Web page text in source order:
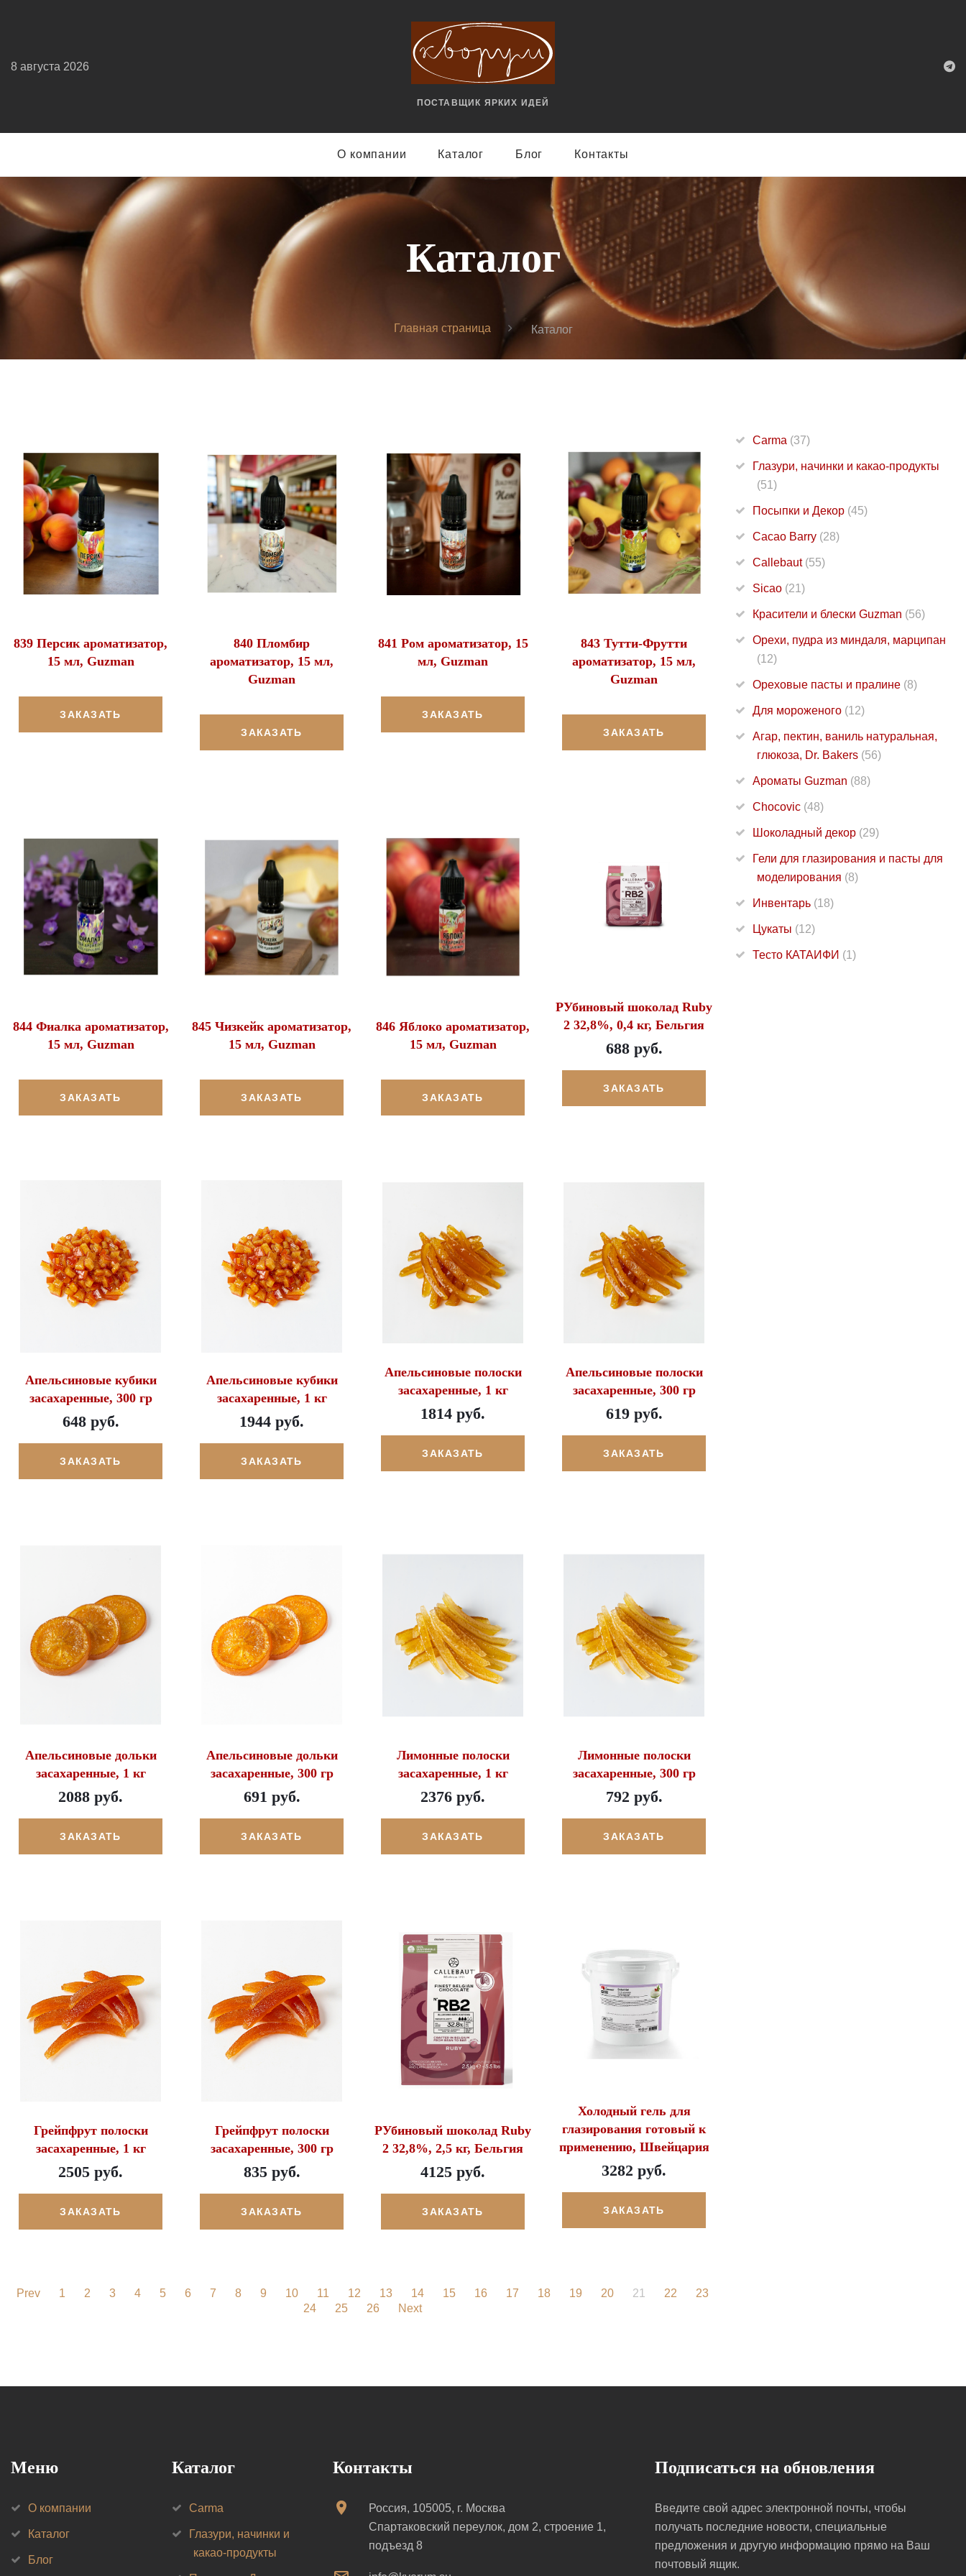
ПОСТАВЩИК ЯРКИX ИДЕЙ
8 августа 2026
О компании Каталог Блог Контакты
Каталог
Главная страница Каталог
839 Персик ароматизатор,
15 мл, Guzman
ЗАКАЗАТЬ
840 Пломбир
ароматизатор, 15 мл,
Guzman
ЗАКАЗАТЬ
841 Ром ароматизатор, 15
мл, Guzman
ЗАКАЗАТЬ
843 Тутти-Фрутти
ароматизатор, 15 мл,
Guzman
ЗАКАЗАТЬ
844 Фиалка ароматизатор,
15 мл, Guzman
ЗАКАЗАТЬ
845 Чизкейк ароматизатор,
15 мл, Guzman
ЗАКАЗАТЬ
846 Яблоко ароматизатор,
15 мл, Guzman
ЗАКАЗАТЬ
РУбиновый шоколад Ruby
2 32,8%, 0,4 кг, Бельгия
688 руб.
ЗАКАЗАТЬ
Апельсиновые кубики
засахаренные, 300 гр
648 руб.
ЗАКАЗАТЬ
Апельсиновые кубики
засахаренные, 1 кг
1944 руб.
ЗАКАЗАТЬ
Апельсиновые полоски
засахаренные, 1 кг
1814 руб.
ЗАКАЗАТЬ
Апельсиновые полоски
засахаренные, 300 гр
619 руб.
ЗАКАЗАТЬ
Апельсиновые дольки
засахаренные, 1 кг
2088 руб.
ЗАКАЗАТЬ
Апельсиновые дольки
засахаренные, 300 гр
691 руб.
ЗАКАЗАТЬ
Лимонные полоски
засахаренные, 1 кг
2376 руб.
ЗАКАЗАТЬ
Лимонные полоски
засахаренные, 300 гр
792 руб.
ЗАКАЗАТЬ
Грейпфрут полоски
засахаренные, 1 кг
2505 руб.
ЗАКАЗАТЬ
Грейпфрут полоски
засахаренные, 300 гр
835 руб.
ЗАКАЗАТЬ
РУбиновый шоколад Ruby
2 32,8%, 2,5 кг, Бельгия
4125 руб.
ЗАКАЗАТЬ
Холодный гель для
глазирования готовый к
применению, Швейцария
3282 руб.
ЗАКАЗАТЬ
Prev 1 2 3 4 5 6 7 8 9 10 11 12 13 14 15 16 17 18 19 20 21 22
23
24
25 26 Next
Carma (37)
Глазури, начинки и какао-продукты
(51)
Посыпки и Декор (45)
Cacao Barry (28)
Callebaut (55)
Sicao (21)
Красители и блески Guzman (56)
Орехи, пудра из миндаля, марципан
(12)
Ореховые пасты и пралине (8)
Для мороженого (12)
Агар, пектин, ваниль натуральная,
глюкоза, Dr. Bakers (56)
Ароматы Guzman (88)
Chocovic (48)
Шоколадный декор (29)
Гели для глазирования и пасты для
моделирования (8)
Инвентарь (18)
Цукаты (12)
Тесто КАТАИФИ (1)
Меню
О компании
Каталог
Блог
Каталог
Carma
Глазури, начинки и
какао-продукты
Контакты
Россия, 105005, г. Москва
Спартаковский переулок, дом 2, строение 1,
подъезд 8
Подписаться на обновления
Введите свой адрес электронной почты, чтобы
получать последние новости, специальные
предложения и другую информацию прямо на Ваш
почтовый ящик.